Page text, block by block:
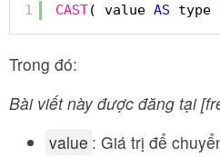
1 CAST( value AS type
Trong đó:
Bài viết này được đăng tại
value : Giá trị để